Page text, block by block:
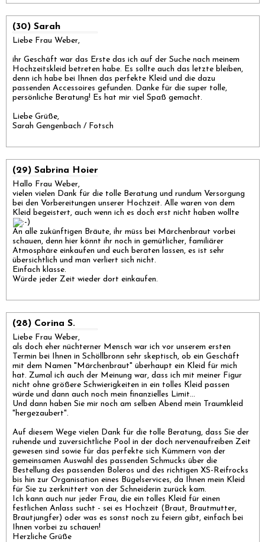
(30) Sarah
Liebe Frau Weber,
ihr Geschäft war das Erste das ich auf der Suche nach meinem
Hochzeitskleid betreten habe. Es sollte auch das letzte bleiben,
denn ich habe bei Ihnen das perfekte Kleid und die dazu
passenden Accessoires gefunden. Danke für die super tolle,
persönliche Beratung! Es hat mir viel Spaß gemacht.
Liebe Grüße,
Sarah Gengenbach / Fotsch
(29) Sabrina Hoier
Hallo Frau Weber,
vielen vielen Dank für die tolle Beratung und rundum Versorgung
bei den Vorbereitungen unserer Hochzeit. Alle waren von dem
Kleid begeistert, auch wenn ich es doch erst nicht haben wollte
An alle zukünftigen Bräute, ihr müss bei Märchenbraut vorbei
schauen, denn hier könnt ihr noch in gemütlicher, familiärer
Atmosphäre einkaufen und euch beraten lassen, es ist sehr
übersichtlich und man verliert sich nicht.
Einfach klasse.
Würde jeder Zeit wieder dort einkaufen.
(28) Corina S.
Liebe Frau Weber,
als doch eher nüchterner Mensch war ich vor unserem ersten
Termin bei Ihnen in Schöllbronn sehr skeptisch, ob ein Geschäft
mit dem Namen "Märchenbraut" überhaupt ein Kleid für mich
hat. Zumal ich auch der Meinung war, dass ich mit meiner Figur
nicht ohne größere Schwierigkeiten in ein tolles Kleid passen
würde und dann auch noch mein finanzielles Limit...
Und dann haben Sie mir noch am selben Abend mein Traumkleid
"hergezaubert".
Auf diesem Wege vielen Dank für die tolle Beratung, dass Sie der
ruhende und zuversichtliche Pool in der doch nervenaufreiben Zeit
gewesen sind sowie für das perfekte sich Kümmern von der
gemeinsamen Auswahl des passenden Schmucks über die
Bestellung des passenden Boleros und des richtigen XS-Reifrocks
bis hin zur Organisation eines Bügelservices, da Ihnen mein Kleid
für Sie zu zerknittert von der Schneiderin zurück kam.
Ich kann auch nur jeder Frau, die ein tolles Kleid für einen
festlichen Anlass sucht - sei es Hochzeit (Braut, Brautmutter,
Brautjungfer) oder was es sonst noch zu feiern gibt, einfach bei
Ihnen vorbei zu schauen!
Herzliche Grüße